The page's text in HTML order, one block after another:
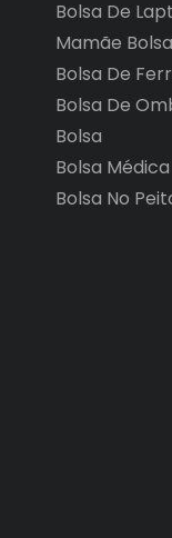
Bolsa De
Mamãe Bolsa
Bolsa De
Bolsa De
Bolsa
Bolsa Médica
Bolsa No